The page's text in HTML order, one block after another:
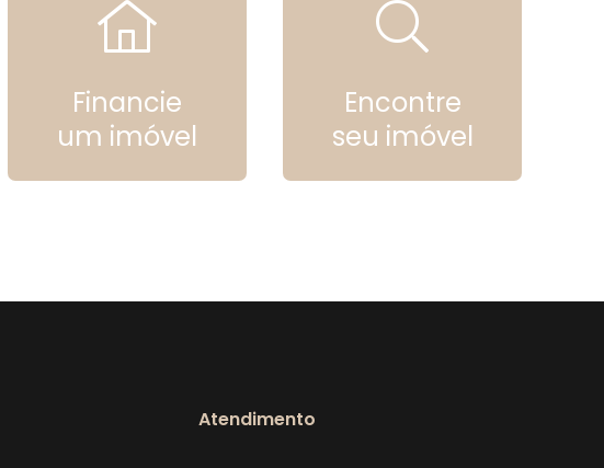
Financie
um imóvel
Encontre
seu imóvel
Atendimento